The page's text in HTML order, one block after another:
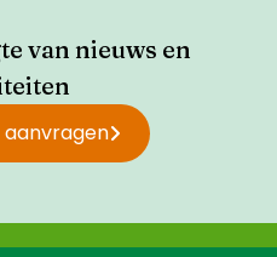
van nieuws en
aanvragen